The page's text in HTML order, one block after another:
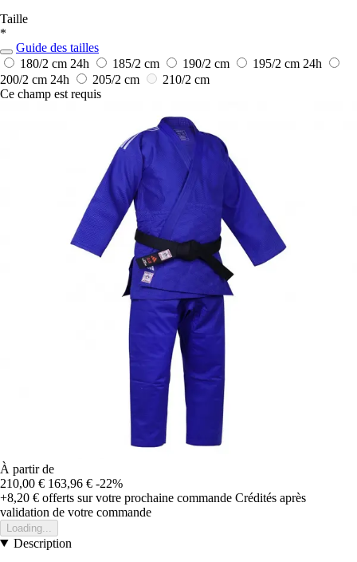
Taille
*
Guide des tailles
180/2 cm 24h 185/2 cm 190/2 cm 195/2 cm 24h
200/2 cm 24h 205/2 cm
210/2 cm
Ce champ est requis
À partir de
210,00 € 163,96 € -22%
+8,20 € offerts sur votre prochaine commande Crédités après
validation de votre commande
Loading...
Description